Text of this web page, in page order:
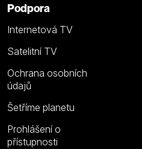
Podpora
Internetová TV
Satelitní TV
Ochrana osobních
údajů
Šetříme planetu
Prohlášení o
přístupnosti